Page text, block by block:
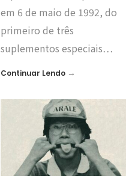
em 6 de maio de 1992, do
primeiro de três
suplementos especiais…
Continuar Lendo →